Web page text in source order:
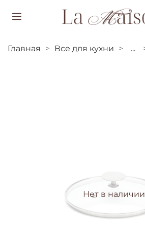
Главная Все для кухни ...
Нет в наличии